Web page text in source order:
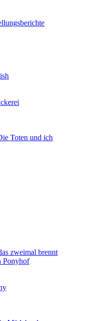
Toten und ich
zweimal brennt
Ponyhof